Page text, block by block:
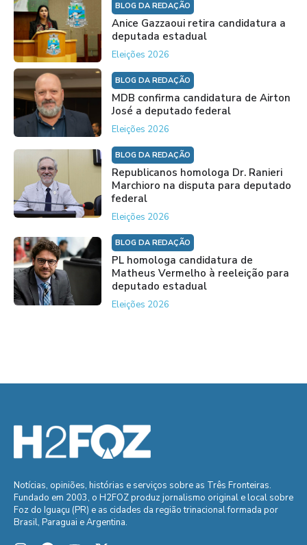
BLOG DA REDAÇÃO
Anice Gazzaoui retira candidatura a
deputada estadual
Eleições 2026
BLOG DA REDAÇÃO
MDB confirma candidatura de Airton
José a deputado federal
Eleições 2026
BLOG DA REDAÇÃO
Republicanos homologa Dr. Ranieri
Marchioro na disputa para deputado
federal
Eleições 2026
BLOG DA REDAÇÃO
PL homologa candidatura de
Matheus Vermelho à reeleição para
deputado estadual
Eleições 2026
Notícias, opiniões, histórias e serviços sobre as Três Fronteiras.
Fundado em 2003, o H2FOZ produz jornalismo original e local sobre
Foz do Iguaçu (PR) e as cidades da região trinacional formada por
Brasil, Paraguai e Argentina.